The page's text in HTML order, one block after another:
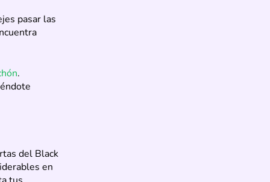
pasar las
.
del Black
en